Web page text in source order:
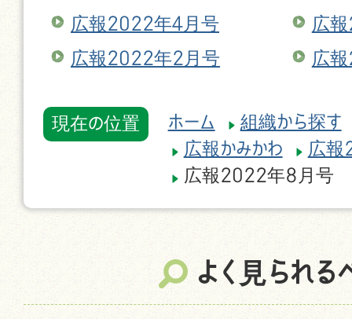
広報2022年4月号
広
広報2022年2月号
広
現在の位置 ホーム
組織から探す
広報かみかわ
広報
広報2022年8月号
よく見られる